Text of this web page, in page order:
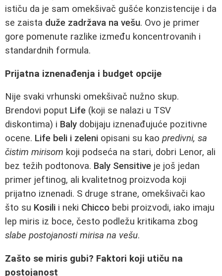
ističu da je sam omekšivač gušće konzistencije i da
se zaista duže zadržava na vešu. Ovo je primer
gore pomenute razlike između koncentrovanih i
standardnih formula.
Prijatna iznenađenja i budget opcije
Nije svaki vrhunski omekšivač nužno skup.
Brendovi poput Life (koji se nalazi u TSV
diskontima) i Baly dobijaju iznenađujuće pozitivne
ocene. Life beli i zeleni opisani su kao predivni, sa
čistim mirisom koji podseća na stari, dobri Lenor, ali
bez težih podtonova. Baly Sensitive je još jedan
primer jeftinog, ali kvalitetnog proizvoda koji
prijatno iznenadi. S druge strane, omekšivači kao
što su Kosili i neki Chicco bebi proizvodi, iako imaju
lep miris iz boce, često podležu kritikama zbog
slabe postojanosti mirisa na vešu.
Zašto se miris gubi? Faktori koji utiču na
postojanost